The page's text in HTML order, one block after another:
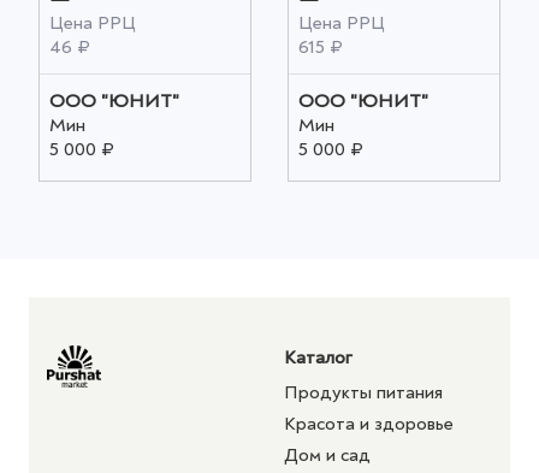
Цена РРЦ
46 ₽
ООО "ЮНИТ"
Мин
5 000 ₽
Цена РРЦ
615 ₽
ООО "ЮНИТ"
Мин
5 000 ₽
Каталог
Продукты питания
Красота и здоровье
Дом и сад